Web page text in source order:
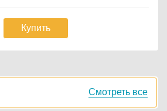
Купить
Смотреть все